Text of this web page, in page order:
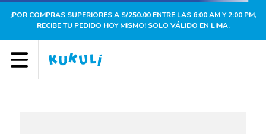
¡POR COMPRAS SUPERIORES A S/250.00 ENTRE LAS 6:00 AM Y 2:00 PM,
RECIBE TU PEDIDO HOY MISMO! SOLO VÁLIDO EN LIMA.